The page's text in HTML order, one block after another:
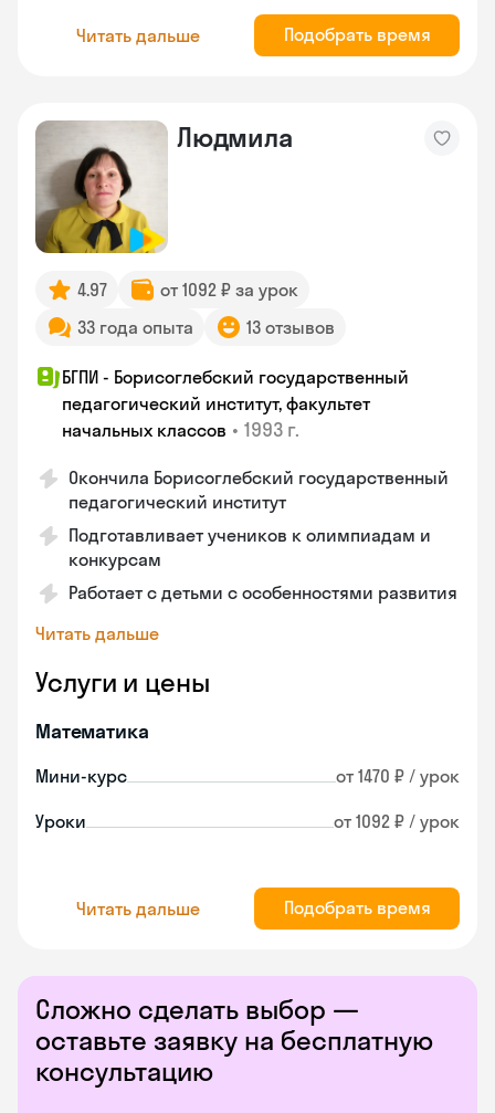
Читать дальше Подобрать время
Людмила
4.97
от 1092 ₽ за урок
33 года опыта
13 отзывов
БГПИ - Борисоглебский государственный
педагогический институт, факультет
начальных классов • 1993 г.
Окончила Борисоглебский государственный
педагогический институт
Подготавливает учеников к олимпиадам и
конкурсам
Работает с детьми с особенностями развития
Читать дальше
Услуги и цены
Математика
Мини-курс от 1470 ₽ / урок
Уроки от 1092 ₽ / урок
Читать дальше Подобрать время
Сложно сделать выбор —
оставьте заявку на бесплатную
консультацию